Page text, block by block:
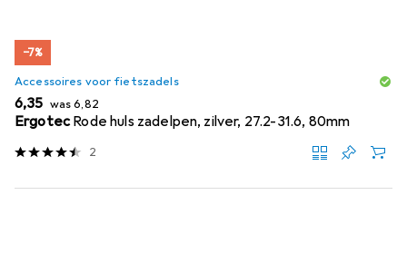
−7%
Accessoires voor fietszadels
EUR
6,35 wasEUR
6,82
ErgotecRode huls zadelpen, zilver, 27.2-31.6, 80mm
2